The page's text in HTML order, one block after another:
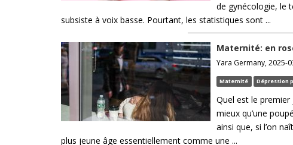
de gynécologie, le
subsiste à voix basse. Pourtant, les statistiques sont ...
Maternité: en
Yara Germany, 2025-
Maternité Dépression
Quel est le
mieux qu’une
ainsi que, si l’on
plus jeune âge essentiellement comme une ...